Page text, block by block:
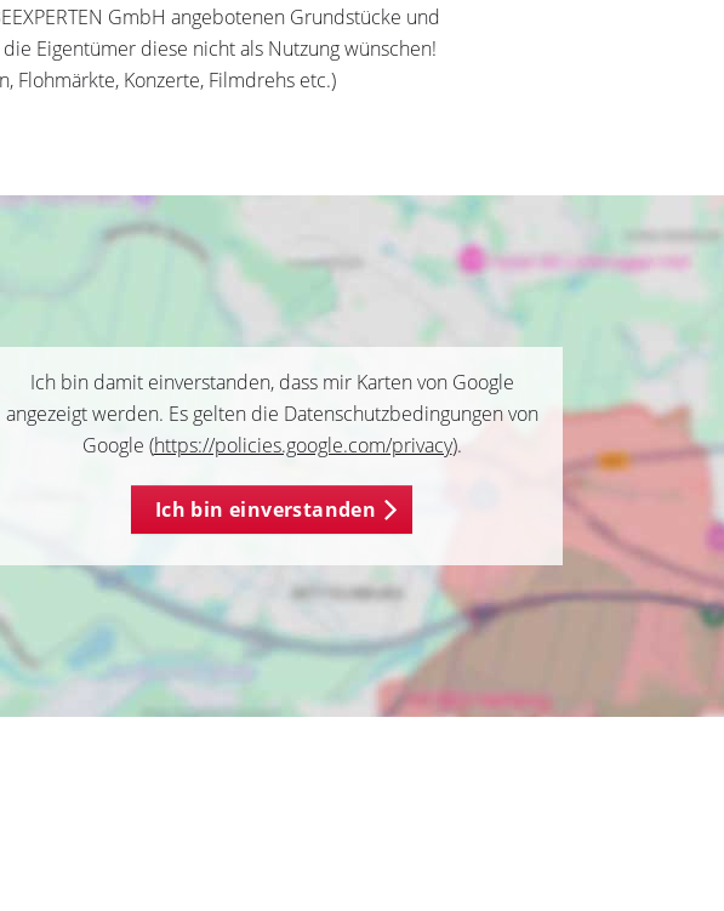
GmbH angebotenen Grundstücke und
Eigentümer diese nicht als Nutzung wünschen!
Flohmärkte, Konzerte, Filmdrehs etc.)
Ich bin damit einverstanden, dass mir Karten von Google
angezeigt werden. Es gelten die Datenschutzbedingungen von
Google (https://policies.google.com/privacy).
Ich bin einverstanden